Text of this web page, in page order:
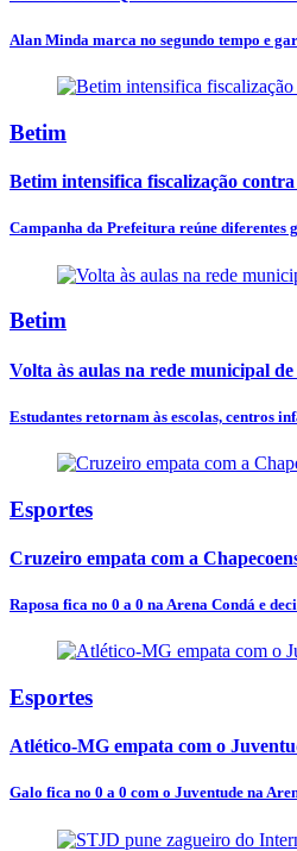
Alan Minda marca no segundo tempo e
Betim
Betim intensifica fiscalização
Campanha da Prefeitura reúne
Betim
Volta às aulas na rede municipal
Estudantes retornam às escolas, centros
Esportes
Cruzeiro empata com a
Raposa fica no 0 a 0 na Arena Condá e
Esportes
Atlético-MG empata com o
Galo fica no 0 a 0 com o Juventude na